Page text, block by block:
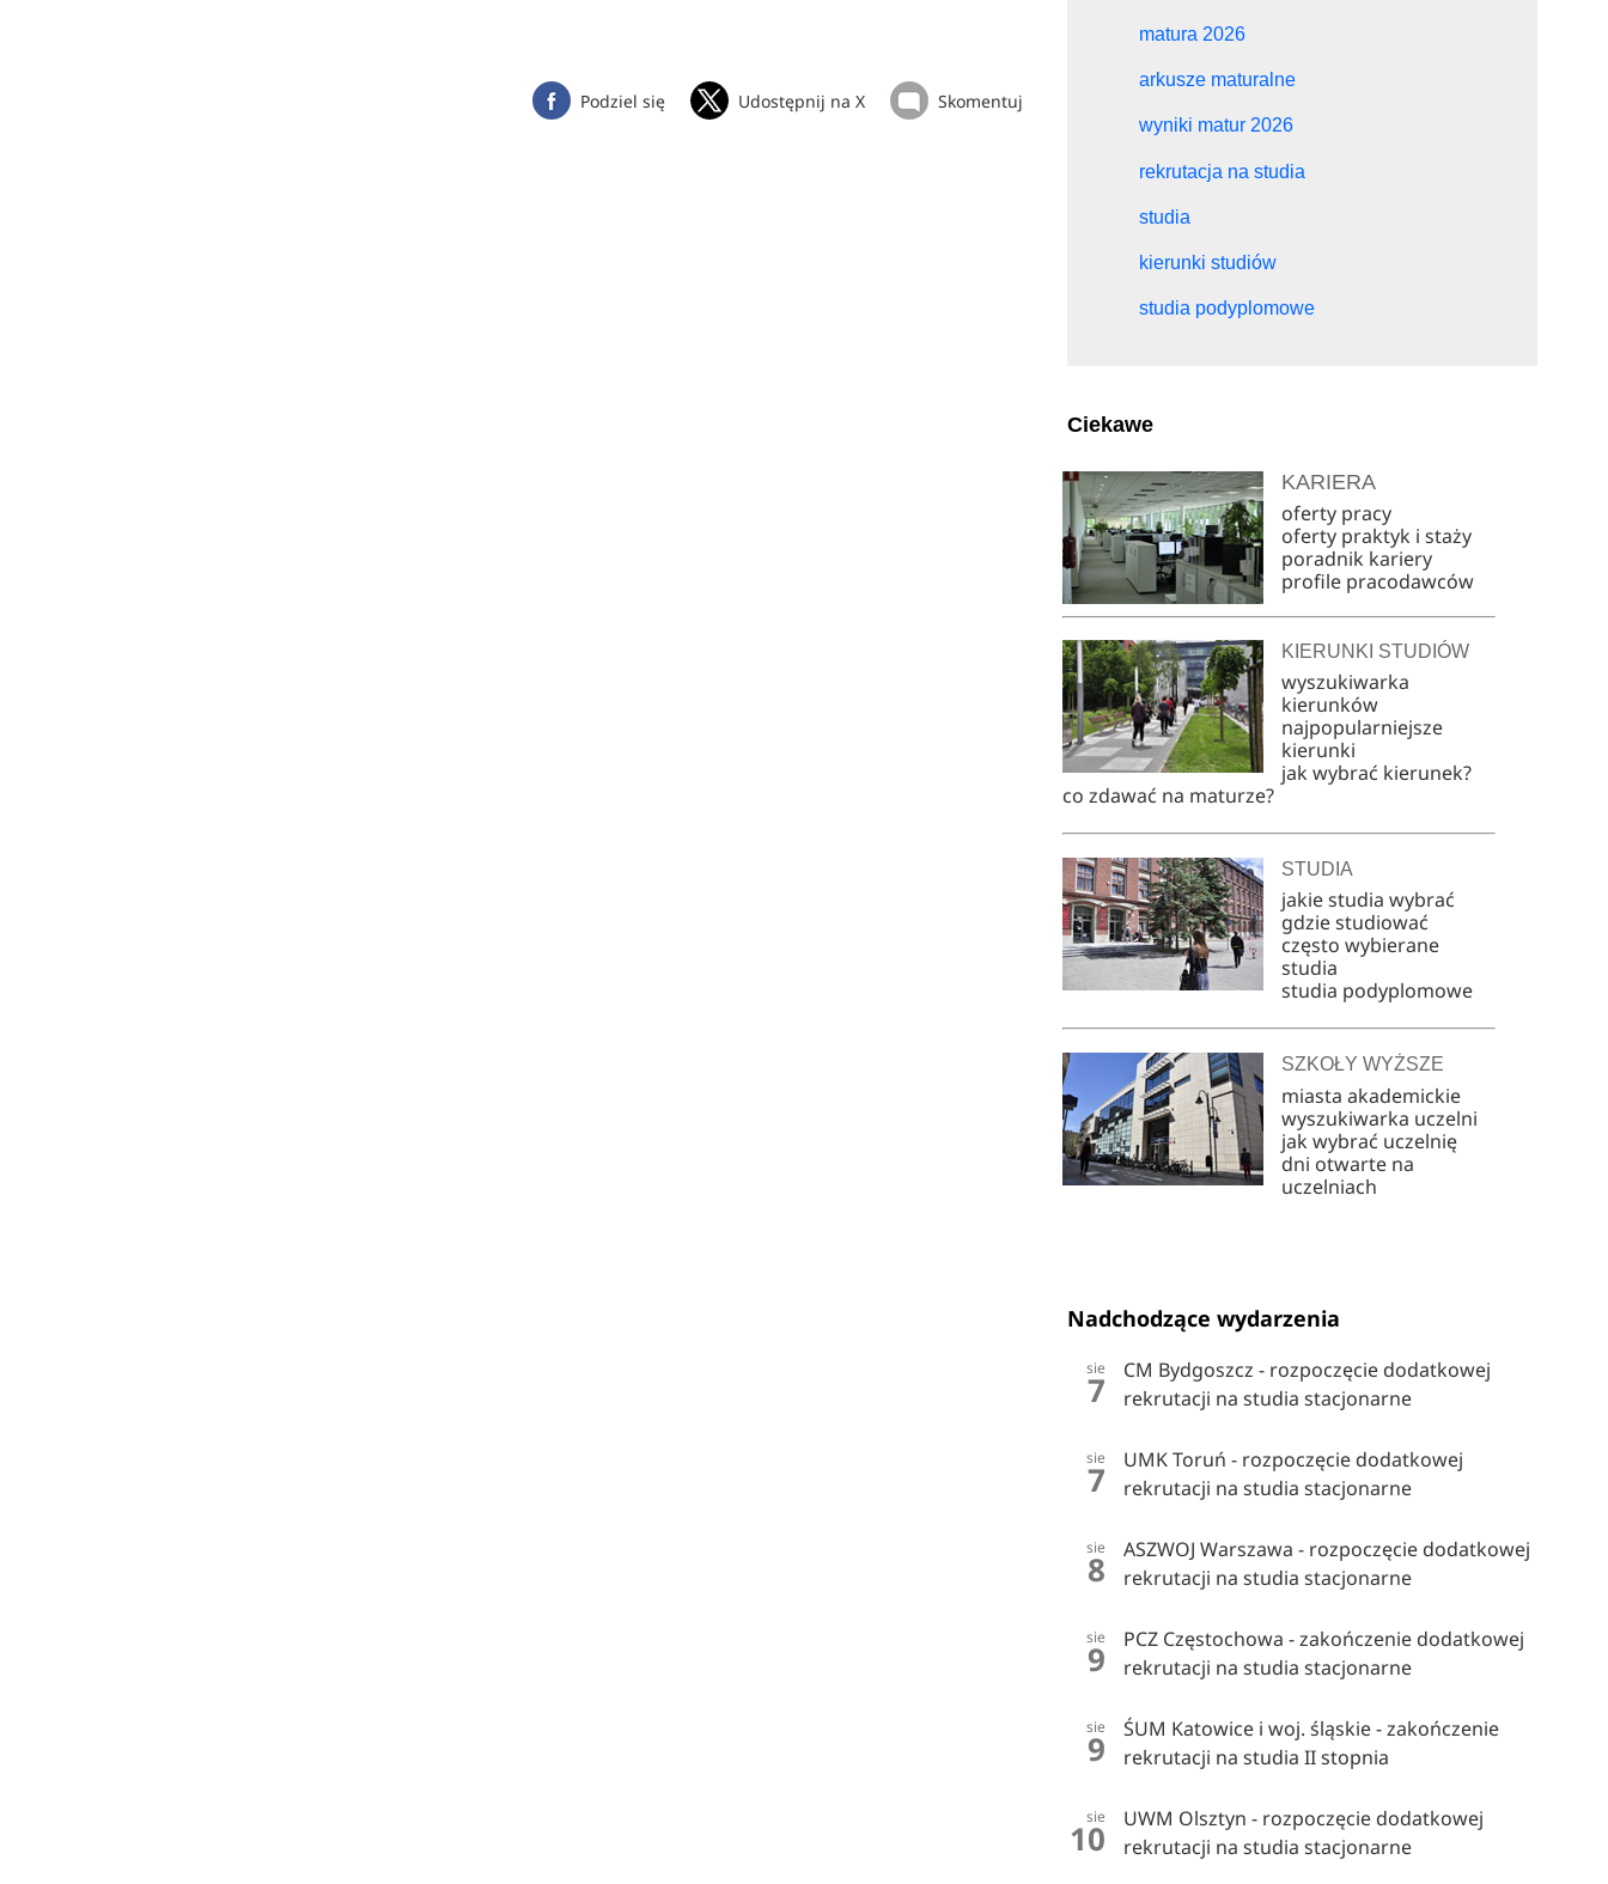
Podziel się Udostępnij na X Skomentuj
matura 2026
arkusze maturalne
wyniki matur 2026
rekrutacja na studia
studia
kierunki studiów
studia podyplomowe
Ciekawe
KARIERA
oferty pracy
oferty praktyk i staży
poradnik kariery
profile pracodawców
KIERUNKI STUDIÓW
wyszukiwarka
kierunków
najpopularniejsze
kierunki
jak wybrać kierunek?
co zdawać na maturze?
STUDIA
jakie studia wybrać
gdzie studiować
często wybierane
studia
studia podyplomowe
SZKOŁY WYŻSZE
miasta akademickie
wyszukiwarka uczelni
jak wybrać uczelnię
dni otwarte na
uczelniach
Nadchodzące wydarzenia
sie
7
CM Bydgoszcz - rozpoczęcie dodatkowej
rekrutacji na studia stacjonarne
sie
7
UMK Toruń - rozpoczęcie dodatkowej
rekrutacji na studia stacjonarne
sie
8
ASZWOJ Warszawa - rozpoczęcie dodatkowej
rekrutacji na studia stacjonarne
sie
9
PCZ Częstochowa - zakończenie dodatkowej
rekrutacji na studia stacjonarne
sie
9
ŚUM Katowice i woj. śląskie - zakończenie
rekrutacji na studia II stopnia
sie
10
UWM Olsztyn - rozpoczęcie dodatkowej
rekrutacji na studia stacjonarne